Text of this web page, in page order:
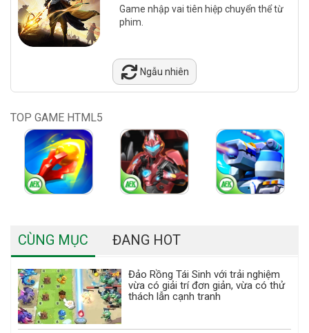
Game nhập vai tiên hiệp chuyển thể từ
phim.
Ngẫu nhiên
TOP GAME HTML5
CÙNG MỤC ĐANG HOT
Đảo Rồng Tái Sinh với trải nghiệm
vừa có giải trí đơn giản, vừa có thử
thách lẫn cạnh tranh